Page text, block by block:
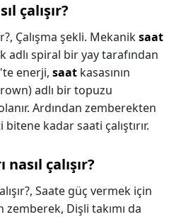
çalışır?
Çalışma şekli. Mekaniksaat
adlı spiral bir yay tarafından
enerji, saat kasasının
adlı bir topuzu
Ardından zemberekten
kadar saati çalıştırır.
çalışır?
Saate güç vermek için
Dişli takımı da